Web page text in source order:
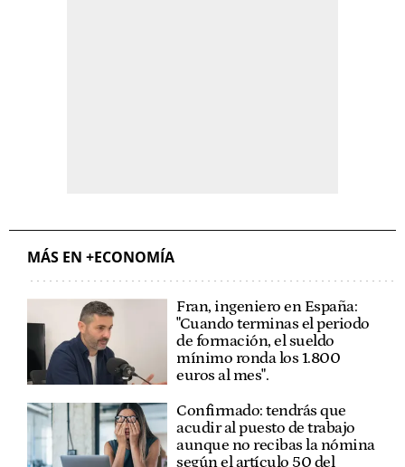
MÁS EN +ECONOMÍA
Fran, ingeniero en España:
"Cuando terminas el periodo
de formación, el sueldo
mínimo ronda los 1.800
euros al mes".
Confirmado: tendrás que
acudir al puesto de trabajo
aunque no recibas la nómina
según el artículo 50 del